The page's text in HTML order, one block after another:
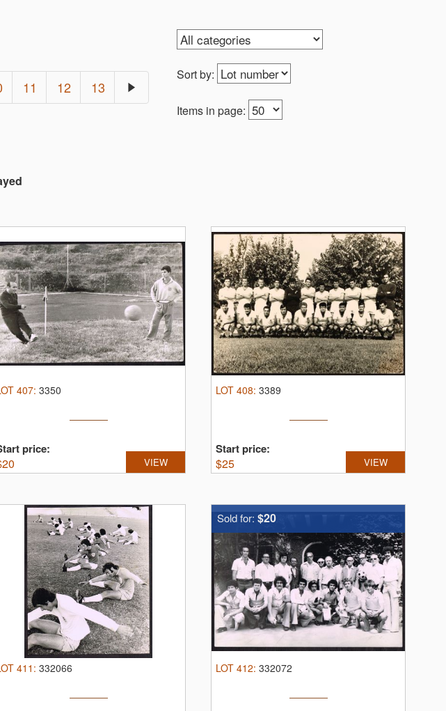
Sort by:
Items in page:
11 12 13
407: 3350
price:
20 VIEW
LOT 408: 3389
Start price:
$25 VIEW
411 : 332066
Sold for: $20
LOT 412: 332072